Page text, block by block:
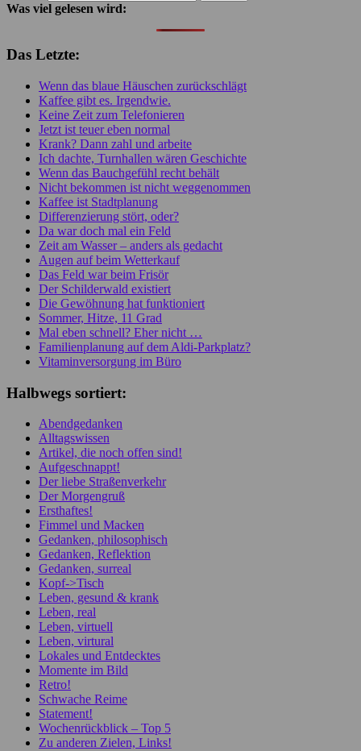
Was viel gelesen wird:
Das Letzte:
Wenn das blaue Häuschen zurückschlägt
Kaffee gibt es. Irgendwie.
Keine Zeit zum Telefonieren
Jetzt ist teuer eben normal
Krank? Dann zahl und arbeite
Ich dachte, Turnhallen wären Geschichte
Wenn das Bauchgefühl recht behält
Nicht bekommen ist nicht weggenommen
Kaffee ist Stadtplanung
Differenzierung stört, oder?
Da war doch mal ein Feld
Zeit am Wasser – anders als gedacht
Augen auf beim Wetterkauf
Das Feld war beim Frisör
Der Schilderwald existiert
Die Gewöhnung hat funktioniert
Sommer, Hitze, 11 Grad
Mal eben schnell? Eher nicht …
Familienplanung auf dem Aldi-Parkplatz?
Vitaminversorgung im Büro
Halbwegs sortiert:
Abendgedanken
Alltagswissen
Artikel, die noch offen sind!
Aufgeschnappt!
Der liebe Straßenverkehr
Der Morgengruß
Ersthaftes!
Fimmel und Macken
Gedanken, philosophisch
Gedanken, Reflektion
Gedanken, surreal
Kopf->Tisch
Leben, gesund & krank
Leben, real
Leben, virtuell
Leben, virtural
Lokales und Entdecktes
Momente im Bild
Retro!
Schwache Reime
Statement!
Wochenrückblick – Top 5
Zu anderen Zielen, Links!